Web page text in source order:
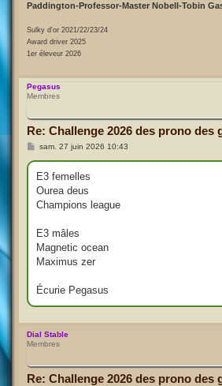
Paddington-Professor-Master Nobell-Tobin
Sulky d'or 2021/22/23/24
Award driver 2025
1er éleveur 2026
Pegasus
Membres
Re: Challenge 2026 des prono des
M
s
s
g
e
sam. 27 juin 2026 10:43
E3 femelles
Ourea deus
Champions league
E3 mâles
Magnetic ocean
Maximus zer
Écurie Pegasus
Dial Stable
Membres
Re: Challenge 2026 des prono des